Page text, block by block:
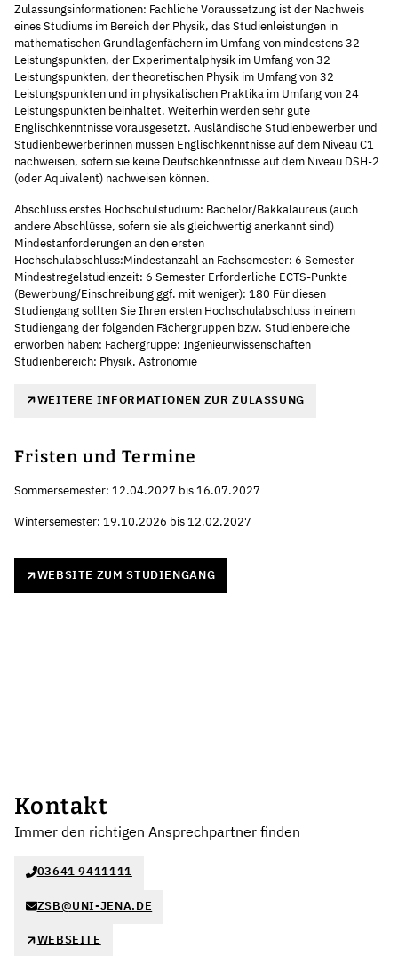
Zulassungsinformationen: Fachliche Voraussetzung ist der Nachweis
eines Studiums im Bereich der Physik, das Studienleistungen in
mathematischen Grundlagenfächern im Umfang von mindestens 32
Leistungspunkten, der Experimentalphysik im Umfang von 32
Leistungspunkten, der theoretischen Physik im Umfang von 32
Leistungspunkten und in physikalischen Praktika im Umfang von 24
Leistungspunkten beinhaltet. Weiterhin werden sehr gute
Englischkenntnisse vorausgesetzt. Ausländische Studienbewerber und
Studienbewerberinnen müssen Englischkenntnisse auf dem Niveau C1
nachweisen, sofern sie keine Deutschkenntnisse auf dem Niveau DSH-2
(oder Äquivalent) nachweisen können.
Abschluss erstes Hochschulstudium: Bachelor/Bakkalaureus (auch
andere Abschlüsse, sofern sie als gleichwertig anerkannt sind)
Mindestanforderungen an den ersten
Hochschulabschluss:Mindestanzahl an Fachsemester: 6 Semester
Mindestregelstudienzeit: 6 Semester Erforderliche ECTS-Punkte
(Bewerbung/Einschreibung ggf. mit weniger): 180 Für diesen
Studiengang sollten Sie Ihren ersten Hochschulabschluss in einem
Studiengang der folgenden Fächergruppen bzw. Studienbereiche
erworben haben: Fächergruppe: Ingenieurwissenschaften
Studienbereich: Physik, Astronomie
WEITERE INFORMATIONEN ZUR ZULASSUNG
Fristen und Termine
Sommersemester: 12.04.2027 bis 16.07.2027
Wintersemester: 19.10.2026 bis 12.02.2027
WEBSITE ZUM STUDIENGANG
Kontakt
Immer den richtigen Ansprechpartner finden
03641 9411111
ZSB@UNI-JENA.DE
WEBSEITE